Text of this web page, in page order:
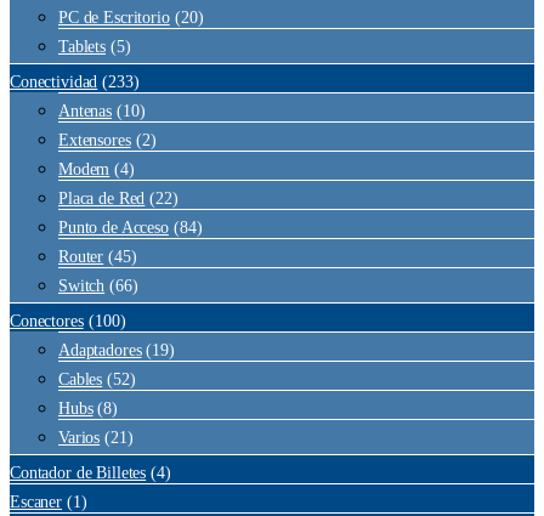
PC de Escritorio (20)
Tablets (5)
Conectividad (233)
Antenas (10)
Extensores (2)
Modem (4)
Placa de Red (22)
Punto de Acceso (84)
Router (45)
Switch (66)
Conectores (100)
Adaptadores (19)
Cables (52)
Hubs (8)
Varios (21)
Contador de Billetes (4)
Escaner (1)